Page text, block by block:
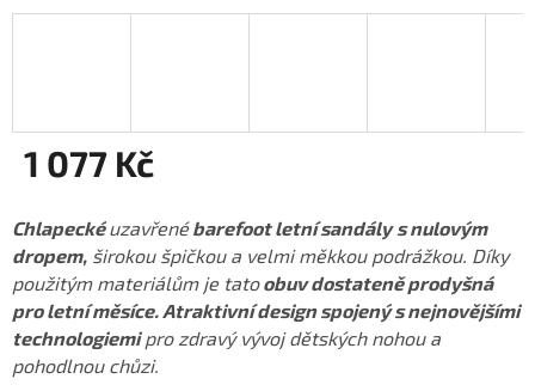
1 077 Kč
cena:
Chlapeckéuzavřenébarefoot letní sandály s nulovým
dropem, širokou špičkou a velmi měkkou podrážkou. Díky
použitým materiálům je tatoobuv dostateně prodyšná
pro letní měsíce. Atraktivní design spojený s nejnovějšími
technologiemipro zdravý vývoj dětských nohou a
pohodlnou chůzi.